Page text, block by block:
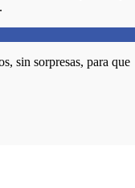
sin sorpresas, para que